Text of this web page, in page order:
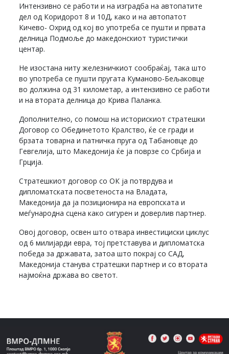
Интензивно се работи и на изградба на автопатите
дел од Коридорот 8 и 10Д, како и на автопатот
Кичево- Охрид од кој во употреба се пушти и првата
делница Подмоље до македонскиот туристички
центар.
Не изостана ниту железничкиот сообраќај, така што
во употреба се пушти пругата Куманово-Бељаковце
во должина од 31 километар, а интензивно се работи
и на втората делница до Крива Паланка.
Дополнително, со помош на историскиот стратешки
Договор со Обединетото Кралство, ќе се гради и
брзата товарна и патничка пруга од Табановце до
Гевгелија, што Македонија ќе ја поврзе со Србија и
Грција.
Стратешкиот договор со ОК ја потврдува и
дипломатската посветеноста на Владата,
Македонија да ја позиционира на европската и
меѓународна сцена како сигурен и доверлив партнер.
Овој договор, освен што отвара инвестициски циклус
од 6 милијарди евра, тој претставува и дипломатска
победа за државата, затоа што покрај со САД,
Македонија станува стратешки партнер и со втората
најмоќна држава во светот.